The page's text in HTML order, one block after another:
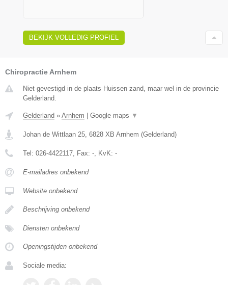
BEKIJK VOLLEDIG PROFIEL
Chiropractie Arnhem
Niet gevestigd in de plaats Huissen zand, maar wel in de provincie
Gelderland.
Gelderland » Arnhem Google maps ▼
Johan de Wittlaan 25 6828 XB Arnhem (Gelderland)
Tel: 026-4422117 , Fax: - , KvK: -
E-mailadres onbekend
Website onbekend
Beschrijving onbekend
Diensten onbekend
Openingstijden onbekend
Sociale media: